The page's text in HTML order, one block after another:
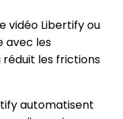
vidéo Libertify ou
avec les
les frictions
automatisent